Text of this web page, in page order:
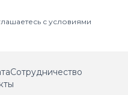
с условиями
Сотрудничество